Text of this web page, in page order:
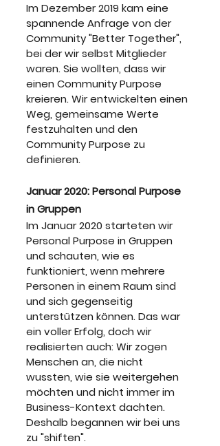
Im Dezember 2019 kam eine
spannende Anfrage von der
Community "Better Together",
bei der wir selbst Mitglieder
waren. Sie wollten, dass wir
einen Community Purpose
kreieren. Wir entwickelten einen
Weg, gemeinsame Werte
festzuhalten und den
Community Purpose zu
definieren.
Januar 2020: Personal Purpose
in Gruppen
Im Januar 2020 starteten wir
Personal Purpose in Gruppen
und schauten, wie es
funktioniert, wenn mehrere
Personen in einem Raum sind
und sich gegenseitig
unterstützen können. Das war
ein voller Erfolg, doch wir
realisierten auch: Wir zogen
Menschen an, die nicht
wussten, wie sie weitergehen
möchten und nicht immer im
Business-Kontext dachten.
Deshalb begannen wir bei uns
zu "shiften".